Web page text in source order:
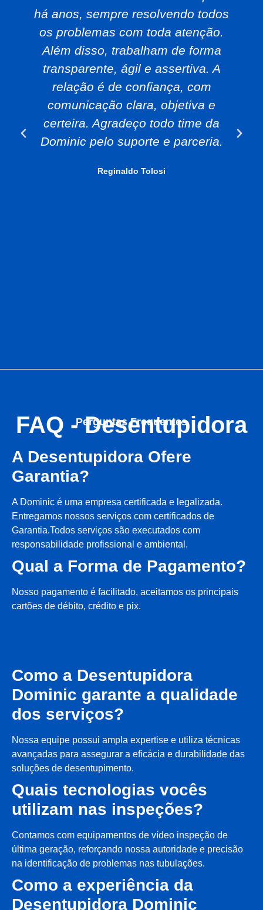
há anos, sempre resolvendo todos
os problemas com toda atenção.
Além disso, trabalham de forma
transparente, ágil e assertiva. A
relação é de confiança, com
comunicação clara, objetiva e
certeira. Agradeço todo time da
Dominic pelo suporte e parceria.
Reginaldo Tolosi
Perguntas Frequentes
FAQ - Desentupidora
A Desentupidora Ofere
Garantia?
A Dominic é uma empresa certificada e legalizada.
Entregamos nossos serviços com certificados de
Garantia.Todos serviços são executados com
responsabilidade profissional e ambiental.
Qual a Forma de Pagamento?
Nosso pagamento é facilitado, aceitamos os principais
cartões de débito, crédito e pix.
Como a Desentupidora
Dominic garante a qualidade
dos serviços?
Nossa equipe possui ampla expertise e utiliza técnicas
avançadas para assegurar a eficácia e durabilidade das
soluções de desentupimento.
Quais tecnologias vocês
utilizam nas inspeções?
Contamos com equipamentos de vídeo inspeção de
última geração, reforçando nossa autoridade e precisão
na identificação de problemas nas tubulações.
Como a experiência da
Desentupidora Dominic